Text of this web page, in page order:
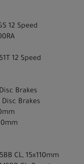
12 Speed
12 Speed
Brakes
Brakes
CL, 15x110mm